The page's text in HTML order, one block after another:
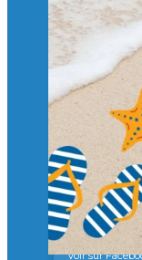
🙏
et
Merci à
🎯 Taxe
un
À l’Isep,
Mastères
valeurs
...Voir plus
il y a 2 mois
Voir sur